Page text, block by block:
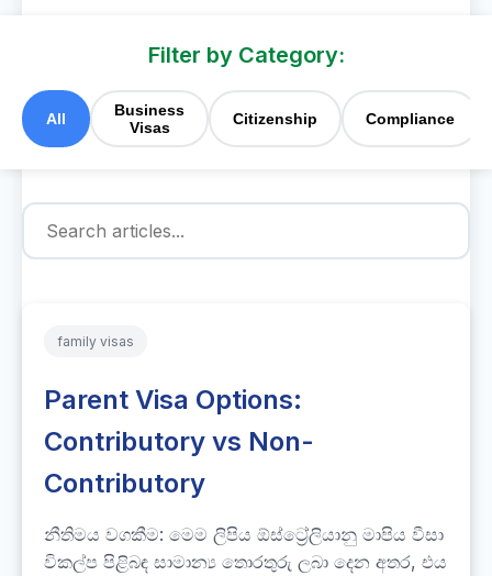
Filter by Category:
All
Business
Visas
Citizenship Compliance
family visas
Parent Visa Options:
Contributory vs Non-
Contributory
නීතිමය වගකීම: මෙම ලිපිය ඕස්ට්‍රේලියානු මාපිය වීසා
විකල්ප පිළිබඳ සාමාන්‍ය තොරතුරු ලබා දෙන අතර, එය